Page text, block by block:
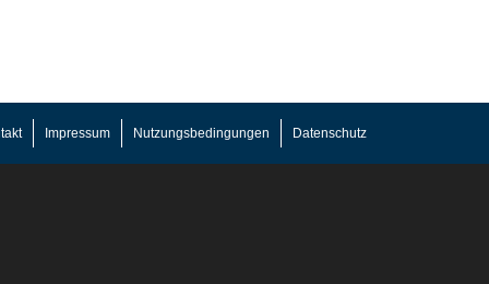
Impressum Nutzungsbedingungen Datenschutz